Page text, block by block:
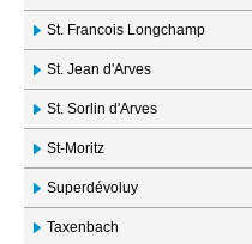
St. Francois Longchamp
St. Jean d'Arves
St. Sorlin d'Arves
St-Moritz
Superdévoluy
Taxenbach